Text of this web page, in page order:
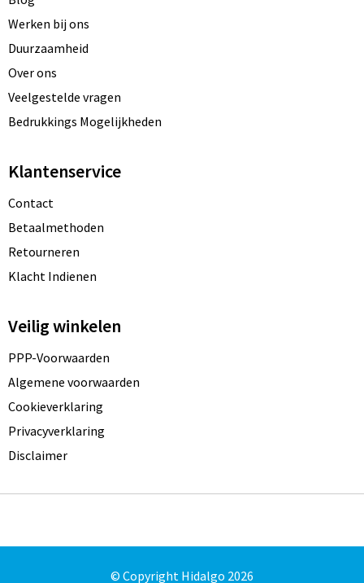
Werken bij ons
Duurzaamheid
Over ons
Veelgestelde vragen
Bedrukkings Mogelijkheden
Klantenservice
Contact
Betaalmethoden
Retourneren
Klacht Indienen
Veilig winkelen
PPP-Voorwaarden
Algemene voorwaarden
Cookieverklaring
Privacyverklaring
Disclaimer
© Copyright Hidalgo 2026